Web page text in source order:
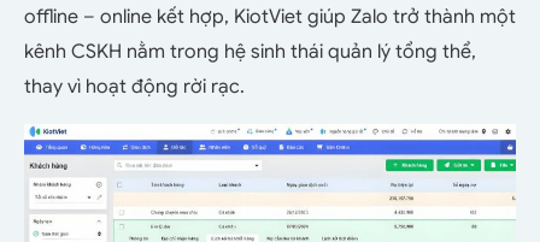
offline – online kết hợp, KiotViet giúp Zalo trở thành một
kênh CSKH nằm trong hệ sinh thái quản lý tổng thể,
thay vì hoạt động rời rạc.